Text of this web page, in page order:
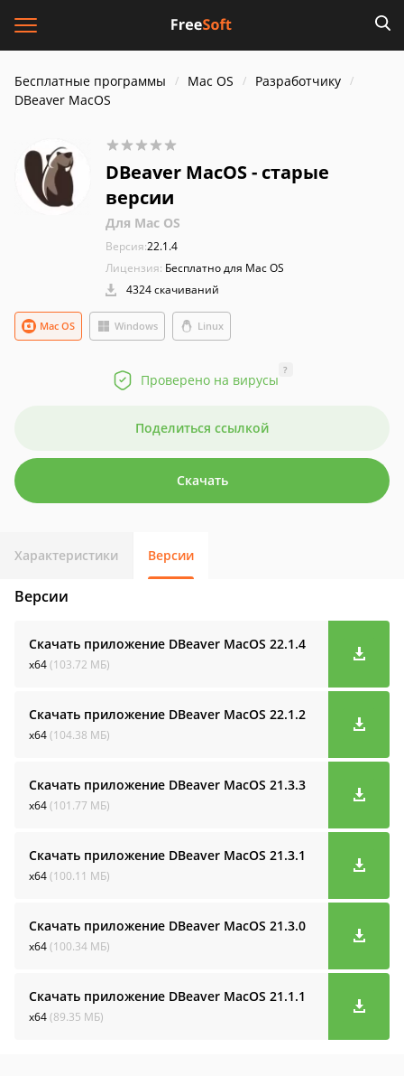
Бесплатные программы Mac OS
Разработчику
DBeaver MacOS
DBeaver MacOS - старые
версии
Для Mac OS
Версия:22.1.4
Лицензия: Бесплатно для Mac OS
4324 скачиваний
Windows
Mac OS Linux
Проверено на вирусы
?
Поделиться ссылкой
Скачать
Характеристики Версии
Версии
Скачать приложение DBeaver MacOS 22.1.4
x64(103.72 МБ)
Скачать приложение DBeaver MacOS 22.1.2
x64(104.38 МБ)
Скачать приложение DBeaver MacOS 21.3.3
x64(101.77 МБ)
Скачать приложение DBeaver MacOS 21.3.1
x64(100.11 МБ)
Скачать приложение DBeaver MacOS 21.3.0
x64(100.34 МБ)
Скачать приложение DBeaver MacOS 21.1.1
x64(89.35 МБ)